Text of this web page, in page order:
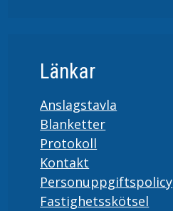
Länkar
Anslagstavla
Blanketter
Protokoll
Kontakt
Personuppgiftspolicy
Fastighetsskötsel